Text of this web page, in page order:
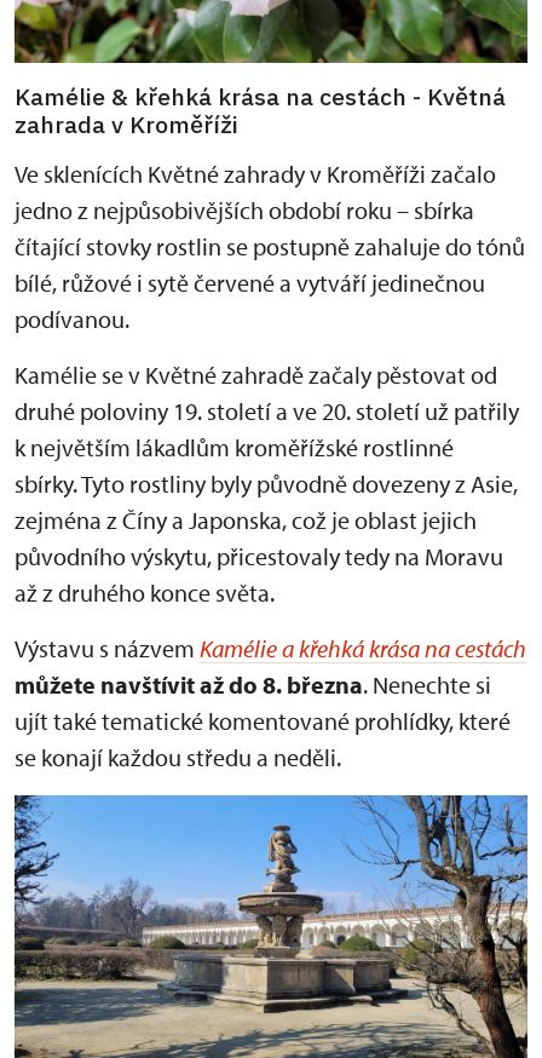
Kamélie & křehká krása na cestách - Květná
zahrada v Kroměříži
Ve sklenících Květné zahrady v Kroměříži začalo
jedno z nejpůsobivějších období roku – sbírka
čítající stovky rostlin se postupně zahaluje do tónů
bílé, růžové i sytě červené a vytváří jedinečnou
podívanou.
Kamélie se v Květné zahradě začaly pěstovat od
druhé poloviny 19. století a ve 20. století už patřily
k největším lákadlům kroměřížské rostlinné
sbírky. Tyto rostliny byly původně dovezeny z Asie,
zejména z Číny a Japonska, což je oblast jejich
původního výskytu, přicestovaly tedy na Moravu
až z druhého konce světa.
Výstavu s názvem Kamélie a křehká krása na cestách
můžete navštívit až do 8. března. Nenechte si
ujít také tematické komentované prohlídky, které
se konají každou středu a neděli.